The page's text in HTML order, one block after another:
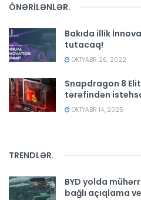
ÖNƏRİLƏNLƏR.
Bakıda illik
tutacaq!
OKTYABR 26, 2022
Snapdragon 8
tərəfindən
OKTYABR 14, 2025
TRENDLƏR.
BYD yolda
bağlı açıqlama